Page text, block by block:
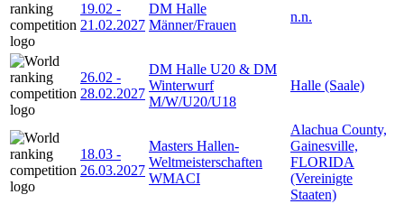
19.02 -
21.02.2027
DM Halle
Männer/Frauen
n.n.
26.02 -
28.02.2027
DM Halle U20 & DM
Winterwurf
M/W/U20/U18
Halle (Saale)
18.03 -
26.03.2027
Masters Hallen-
Weltmeisterschaften
WMACI
Alachua County,
Gainesville,
FLORIDA
(Vereinigte
Staaten)